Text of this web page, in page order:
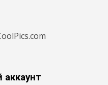
аккаунт